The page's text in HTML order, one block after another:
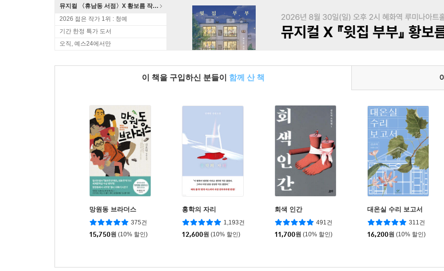
뮤지컬 〈휴남동 서점〉X 황보름 작가 북토크
2026 젊은 작가 1위 : 청예
기간 한정 특가 도서
오직, 예스24에서만
이 책을 구입하신 분들이 함께 산 책
망원동 브라더스
375건
15,750원 (10% 할인)
홍학의 자리
1,193건
12,600원 (10% 할인)
회색 인간
491건
11,700원 (10% 할인)
대온실 수리 보고서
311건
16,200원 (10% 할인)